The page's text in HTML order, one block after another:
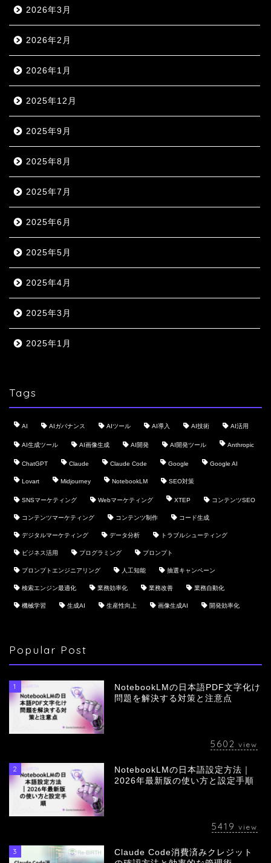
2026年3月
2026年2月
2026年1月
2025年12月
2025年9月
2025年8月
2025年7月
2025年6月
2025年5月
2025年4月
2025年3月
2025年1月
Tags
AI AIガバナンス AIツール AI導入 AI技術 AI活用
AI生成ツール AI画像生成 AI開発 AI開発ツール Anthropic
ChatGPT Claude Claude Code Google Google AI
Lovart Midjourney NotebookLM SEO対策
SNSマーケティング Webマーケティング XTEP コンテンツSEO
コンテンツマーケティング コンテンツ制作 コード生成
デジタルマーケティング データ分析 トラブルシューティング
ビジネス活用 プログラミング プロンプト
プロンプトエンジニアリング 人工知能 抽選キャンペーン
検索エンジン最適化 業務効率化 業務改善 業務自動化
機械学習 生成AI 生産性向上 画像生成AI 開発効率化
Popular Post
1
NotebookLMの日本語PDF文字化け
問題を解決する対策と注意点
5602 view
2
NotebookLMの日本語設定方法｜
2026年最新版の使い方と設定手順
5419 view
3
Claude Code消費済みクレジット
会社概要
採用情報